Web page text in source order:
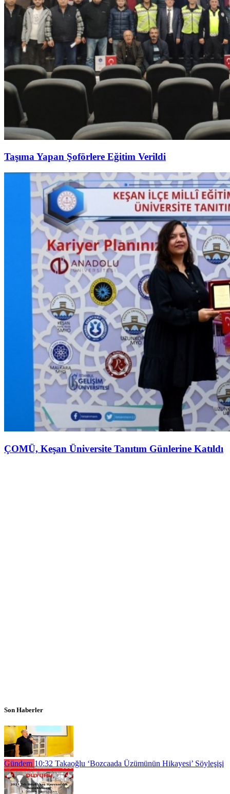
Taşıma Yapan Şoförlere Eğitim Verildi
ÇOMÜ, Keşan Üniversite Tanıtım Günlerine Katıldı
Son Haberler
Gündem 10:32 Takaoğlu ‘Bozcaada Üzümünün Hikayesi’ Söyleşişi